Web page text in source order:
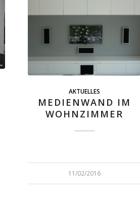
AKTUELLES
MEDIENWAND IM
WOHNZIMMER
11/02/2016